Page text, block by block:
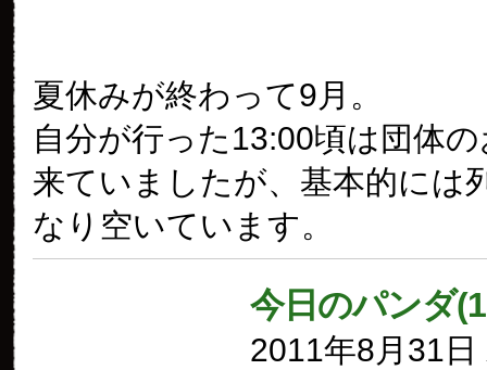
夏休みが終わって9月。
自分が行った13:00頃は団体
来ていましたが、基本的には
なり空いています。
今日のパンダ
2011年8月31日